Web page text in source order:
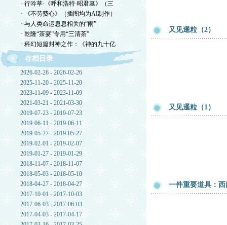
· 行吟草·《呼和浩特·昭君墓》（三
· 《不劳费心》（插图均为AI制作）
· 与人类命运息息相关的“雨”
· 乾隆“茶宴”专用“三清茶”
· 科幻短篇封神之作：《神的九十亿
存档目录
2026-02-26 - 2026-02-26
2025-11-20 - 2025-11-20
2023-11-09 - 2023-11-09
2021-03-21 - 2021-03-30
2019-07-23 - 2019-07-23
2019-06-11 - 2019-06-11
2019-05-27 - 2019-05-27
2019-02-01 - 2019-02-07
2019-01-27 - 2019-01-29
2018-11-07 - 2018-11-07
2018-05-03 - 2018-05-10
2018-04-27 - 2018-04-27
2017-10-01 - 2017-10-03
2017-06-03 - 2017-06-03
2017-04-03 - 2017-04-17
又见暹粒（2）
又见暹粒（1）
一件重要道具：